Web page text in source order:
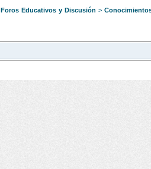
Foros Educativos y Discusión >